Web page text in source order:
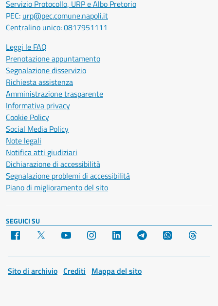
Servizio Protocollo, URP e Albo Pretorio
PEC: urp@pec.comune.napoli.it
Centralino unico:0817951111
Leggi le FAQ
Prenotazione appuntamento
Segnalazione disservizio
Richiesta assistenza
Amministrazione trasparente
Informativa privacy
Cookie Policy
Social Media Policy
Note legali
Notifica atti giudiziari
Dichiarazione di accessibilità
Segnalazione problemi di accessibilità
Piano di miglioramento del sito
SEGUICI SU
Facebook YouTube Instagram LinkedIn Telegram WhatsApp
Sito di archivio Crediti Mappa del sito